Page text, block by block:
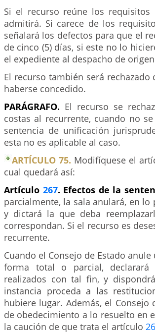
Si el recurso reúne los
admitirá. Si carece de los
señalará los defectos para que el
de cinco (5) días, si este no lo
el expediente al despacho de
El recurso también será
haberse concedido.
PARÁGRAFO. El recurso se
costas al recurrente, cuando no
sentencia de unificación
esta no es aplicable al caso.
ARTÍCULO 75. Modifíquese el
cual quedará así:
Artículo 267. Efectos de la
parcialmente, la sala anulará, en
y dictará la que deba
correspondan. Si el recurso es
recurrente.
Cuando el Consejo de Estado
forma total o parcial,
realizados con tal fin, y
instancia proceda a las
hubiere lugar. Además, el
de obedecimiento a lo resuelto en
la caución de que trata el artículo